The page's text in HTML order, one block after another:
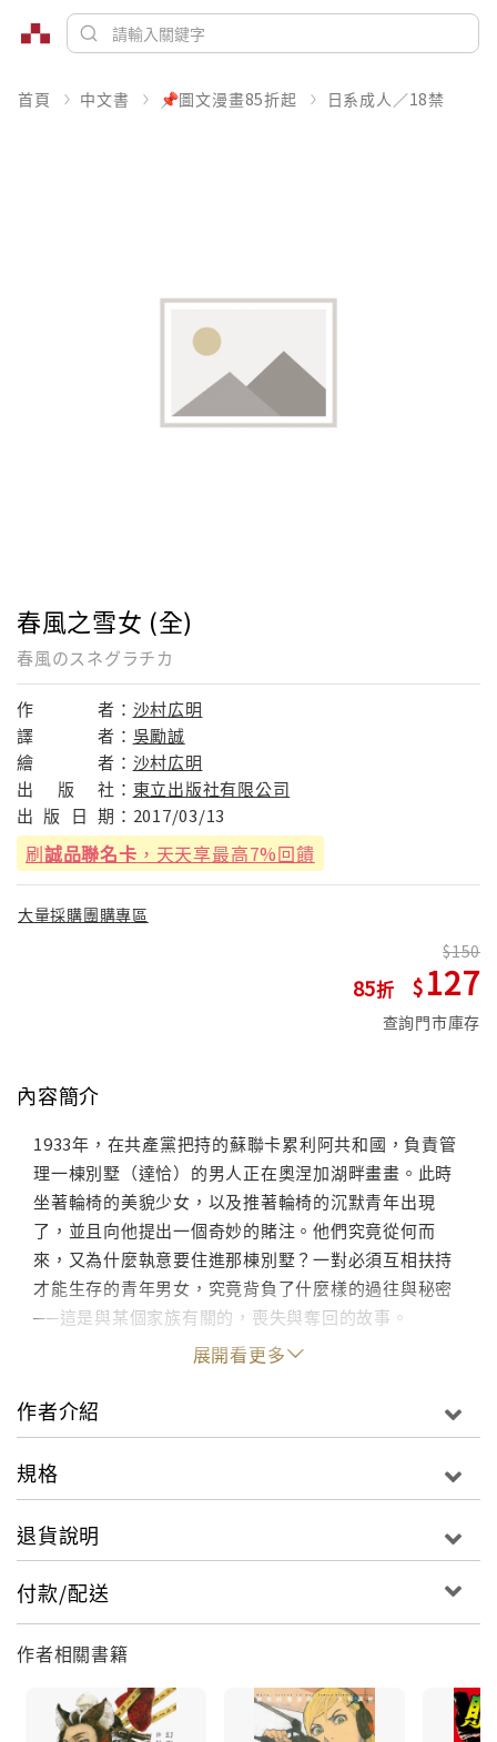
首頁 中文書 📌圖文漫畫85折起 日系成人／18禁
春風之雪女 (全)
春風のスネグラチカ
作 者： 沙村広明
譯
者： 吳勵誠
繪
者： 沙村広明
出
版 社： 東立出版社有限公司
出 版 日 期： 2017/03/13
刷誠品聯名卡 ，天天享最高7%回饋
大量採購團購專區
85
150
127
查詢門市庫存
內容簡介
1933年，在共產黨把持的蘇聯卡累利阿共和國，負責管
理一棟別墅（達恰）的男人正在奧涅加湖畔畫畫。此時
坐著輪椅的美貌少女，以及推著輪椅的沉默青年出現
了，並且向他提出一個奇妙的賭注。他們究竟從何而
來，又為什麼執意要住進那棟別墅？一對必須互相扶持
才能生存的青年男女，究竟背負了什麼樣的過往與秘密
──這是與某個家族有關的，喪失與奪回的故事。
展開看更多
作者介紹
規格
退貨說明
付款/配送
作者相關書籍